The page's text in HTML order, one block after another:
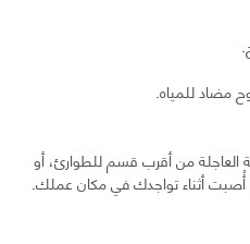
مضاد للمياه.
من أقرب قسم للطوارئ، أو
أُصبت أثناء تواجدك في مكان عملك.